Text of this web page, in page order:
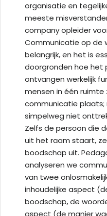
organisatie en
meeste
company opleider
Communicatie op de
belangrijk, en het is
doorgronden hoe het
ontvangen werkelijk
mensen in één ruimte
communicatie plaats;
simpelweg niet
Zelfs de persoon die
uit het raam staart,
boodschap uit.
analyseren we
van twee
inhoudelijke aspect
boodschap, de
aspect (de manier